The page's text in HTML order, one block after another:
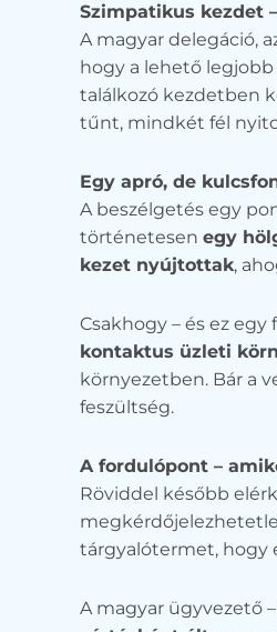
Szimpatikus kezdet
A magyar delegáció,
hogy a lehető
találkozó kezdetben
tűnt, mindkét fél
Egy apró, de
A beszélgetés egy
történetesen egy
kezet nyújtottak,
Csakhogy – és ez
kontaktus üzleti
környezetben. Bár a
feszültség.
A fordulópont –
Röviddel később
tárgyalótermet, hogy
A magyar ügyvezető